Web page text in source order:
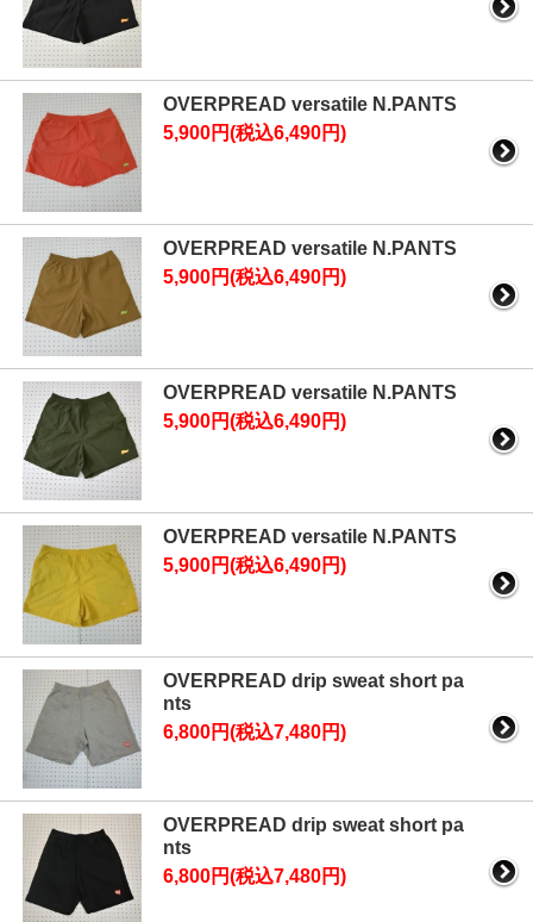
OVERPREAD versatile N.PANTS
5,900円(税込6,490円)
OVERPREAD versatile N.PANTS
5,900円(税込6,490円)
OVERPREAD versatile N.PANTS
5,900円(税込6,490円)
OVERPREAD versatile N.PANTS
5,900円(税込6,490円)
OVERPREAD drip sweat short pa
nts
6,800円(税込7,480円)
OVERPREAD drip sweat short pa
nts
6,800円(税込7,480円)